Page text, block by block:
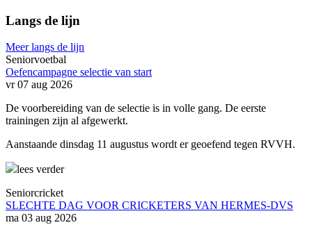
Langs de lijn
Meer langs de lijn
Seniorvoetbal
Oefencampagne selectie van start
vr 07 aug 2026
De voorbereiding van de selectie is in volle gang. De eerste
trainingen zijn al afgewerkt.
Aanstaande dinsdag 11 augustus wordt er geoefend tegen RVVH.
lees verder
Seniorcricket
SLECHTE DAG VOOR CRICKETERS VAN HERMES-DVS
ma 03 aug 2026